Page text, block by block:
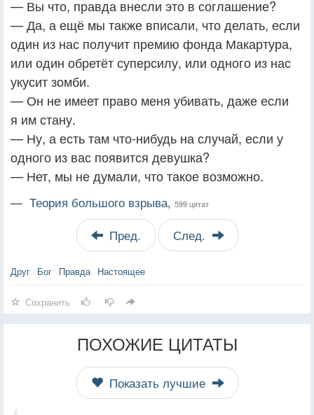
— Вы что, правда внесли это в соглашение?
— Да, а ещё мы также вписали, что делать, если
один из нас получит премию фонда Макартура,
или один обретёт суперсилу, или одного из нас
укусит зомби.
— Он не имеет право меня убивать, даже если
я им стану.
— Ну, а есть там что-нибудь на случай, если у
одного из вас появится девушка?
— Нет, мы не думали, что такое возможно.
— Теория большого взрыва, 599 цитат
Пред. След.
Друг Бог Правда Настоящее
Сохранить
ПОХОЖИЕ ЦИТАТЫ
Показать лучшие